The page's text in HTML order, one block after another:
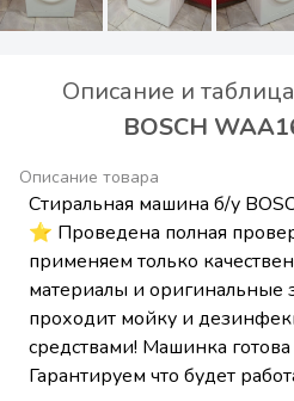
Описание и
BOSCH
Описание товара
Стиральная машина б/у
⭐ Проведена полная
применяем только
материалы и оригинальные
проходит мойку и
средствами! Машинка готова
Гарантируем что будет